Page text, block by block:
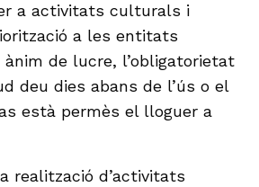
a activitats culturals i
a les entitats
ànim de lucre, l’obligatorietat
deu dies abans de l’ús o el
està permès el lloguer a
realització d’activitats